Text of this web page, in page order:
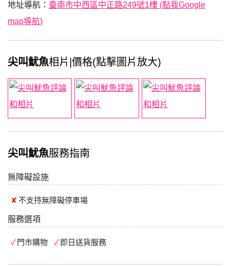
地址導航： 臺南市中西區中正路249號1樓 (點我Google
map導航)
尖叫魷魚相片|價格(點擊圖片放大)
尖叫魷魚服務指南
無障礙設施
不支持無障礙停車場
服務選項
門市購物 即日送貨服務